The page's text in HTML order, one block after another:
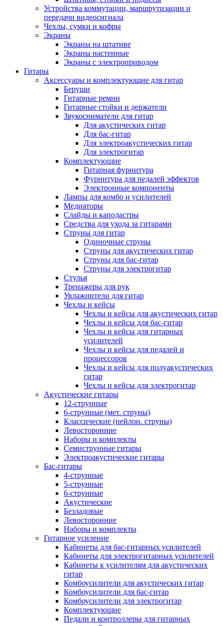
Устройства коммутации, маршрутизации и
передачи видеосигнала
Чехлы, сумки и кофры
Экраны
Экраны на штативе
Экраны настенные
Экраны с электроприводом
Гитары
Аксессуары и комплектующие для гитар
Беруши
Гитарные ремни
Гитарные стойки и держатели
Звукосниматели для гитар
Для акустических гитар
Для бас-гитар
Для электроакустических гитар
Для электрогитар
Комплектующие
Гитарная фурнитура
Фурнитура для педалей эффектов
Электронные компоненты
Лампы для комбо и усилителей
Медиаторы
Слайды и каподастры
Средства для ухода за гитарами
Струны для гитар
Одиночные струны
Струны для акустических гитар
Струны для бас-гитар
Струны для электрогитар
Стулья
Тренажеры для рук
Увлажнители для гитар
Чехлы и кейсы
Чехлы и кейсы для акустических гитар
Чехлы и кейсы для бас-гитар
Чехлы и кейсы для гитарных
усилителей
Чехлы и кейсы для педалей и
процессоров
Чехлы и кейсы для полуакустических
гитар
Чехлы и кейсы для электрогитар
Акустические гитары
12-струнные
6-струнные (мет. струны)
Классические (нейлон. струны)
Левосторонние
Наборы и комплекты
Семиструнные гитары
Электроакустические гитары
Бас-гитары
4-струнные
5-струнные
6-струнные
Акустические
Безладовые
Левосторонние
Наборы и комплекты
Гитарное усиление
Кабинеты для бас-гитарных усилителей
Кабинеты для электрогитарных усилителей
Кабинеты к усилителям для акустических
гитар
Комбоусилители для акустических гитар
Комбоусилители для бас-гитар
Комбоусилители для электрогитар
Комплектующие
Педали и контроллеры для гитарных